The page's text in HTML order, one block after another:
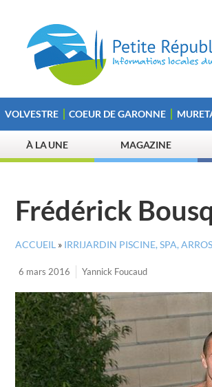
VOLVESTRE COEUR DE GARONNE
À LA UNE MAGAZINE
Frédérick
ACCUEIL » IRRIJARDIN PISCINE, SPA,
6 mars 2016 Yannick Foucaud